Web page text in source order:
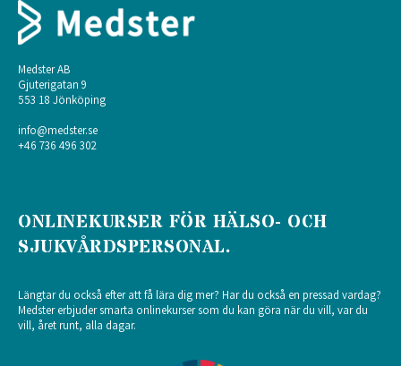
Medster AB
Gjuterigatan 9
553 18 Jönköping
info@medster.se
+46 736 496 302
ONLINEKURSER FÖR HÄLSO- OCH
SJUKVÅRDSPERSONAL.
Längtar du också efter att få lära dig mer? Har du också en pressad vardag?
Medster erbjuder smarta onlinekurser som du kan göra när du vill, var du
vill, året runt, alla dagar.